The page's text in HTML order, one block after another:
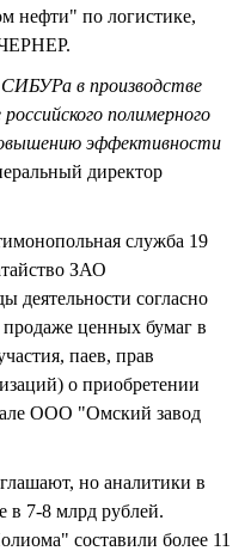
нефти" по логистике,
в производстве
полимерного
эффективности
директор
служба 19
ЗАО
деятельности согласно
ценных бумаг в
паев, прав
о приобретении
ООО "Омский завод
но аналитики в
в 7-8 млрд рублей.
составили более 11